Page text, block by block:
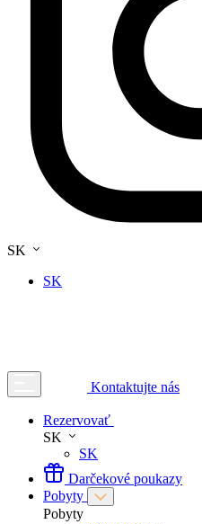
SK
SK
Kontaktujte nás
Rezervovať
SK
SK
Darčekové poukazy
Pobyty
Pobyty